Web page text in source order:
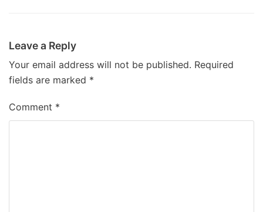
Leave a Reply
Your email address will not be published. Required
fields are marked *
Comment *